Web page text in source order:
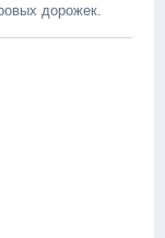
дорожек.